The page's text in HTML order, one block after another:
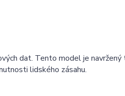
dat. Tento model je navržený
lidského zásahu.